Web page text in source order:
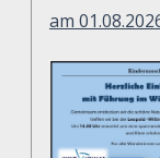
am